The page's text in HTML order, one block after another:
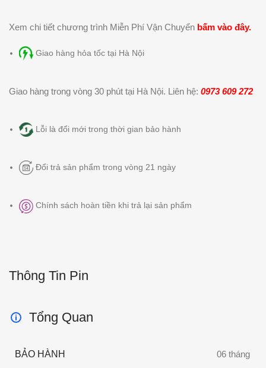
Xem chi tiết chương trình Miễn Phí Vận Chuyển bấm vào đây.
Giao hàng hỏa tốc tại Hà Nội
Giao hàng trong vòng 30 phút tại Hà Nội. Liên hệ:0973 609 272
Lỗi là đổi mới trong thời gian bảo hành
Đổi trả sản phẩm trong vòng 21 ngày
Chính sách hoàn tiền khi trả lại sản phẩm
Thông Tin Pin
Tổng Quan
BẢO HÀNH 06 tháng